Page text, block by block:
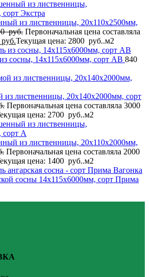
из лиственницы, 20x110x2500мм,
руб. Первоначальная цена составляла
руб.Текущая цена: 2800 руб..м2
сосны, 14x115x6000мм, сорт AB 840
из лиственницы, 20x140x2000мм, сорт
Первоначальная цена составляла 3000
цена: 2700 руб..м2
из лиственницы, 20x110x2000мм,
Первоначальная цена составляла 2000
цена: 1400 руб..м2
Вагонка
сосны 14x115x6000мм, сорт Прима